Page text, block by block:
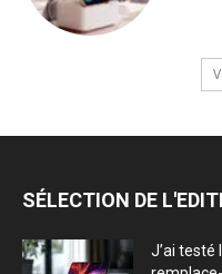
SÉLECTION DE
J’ai testé